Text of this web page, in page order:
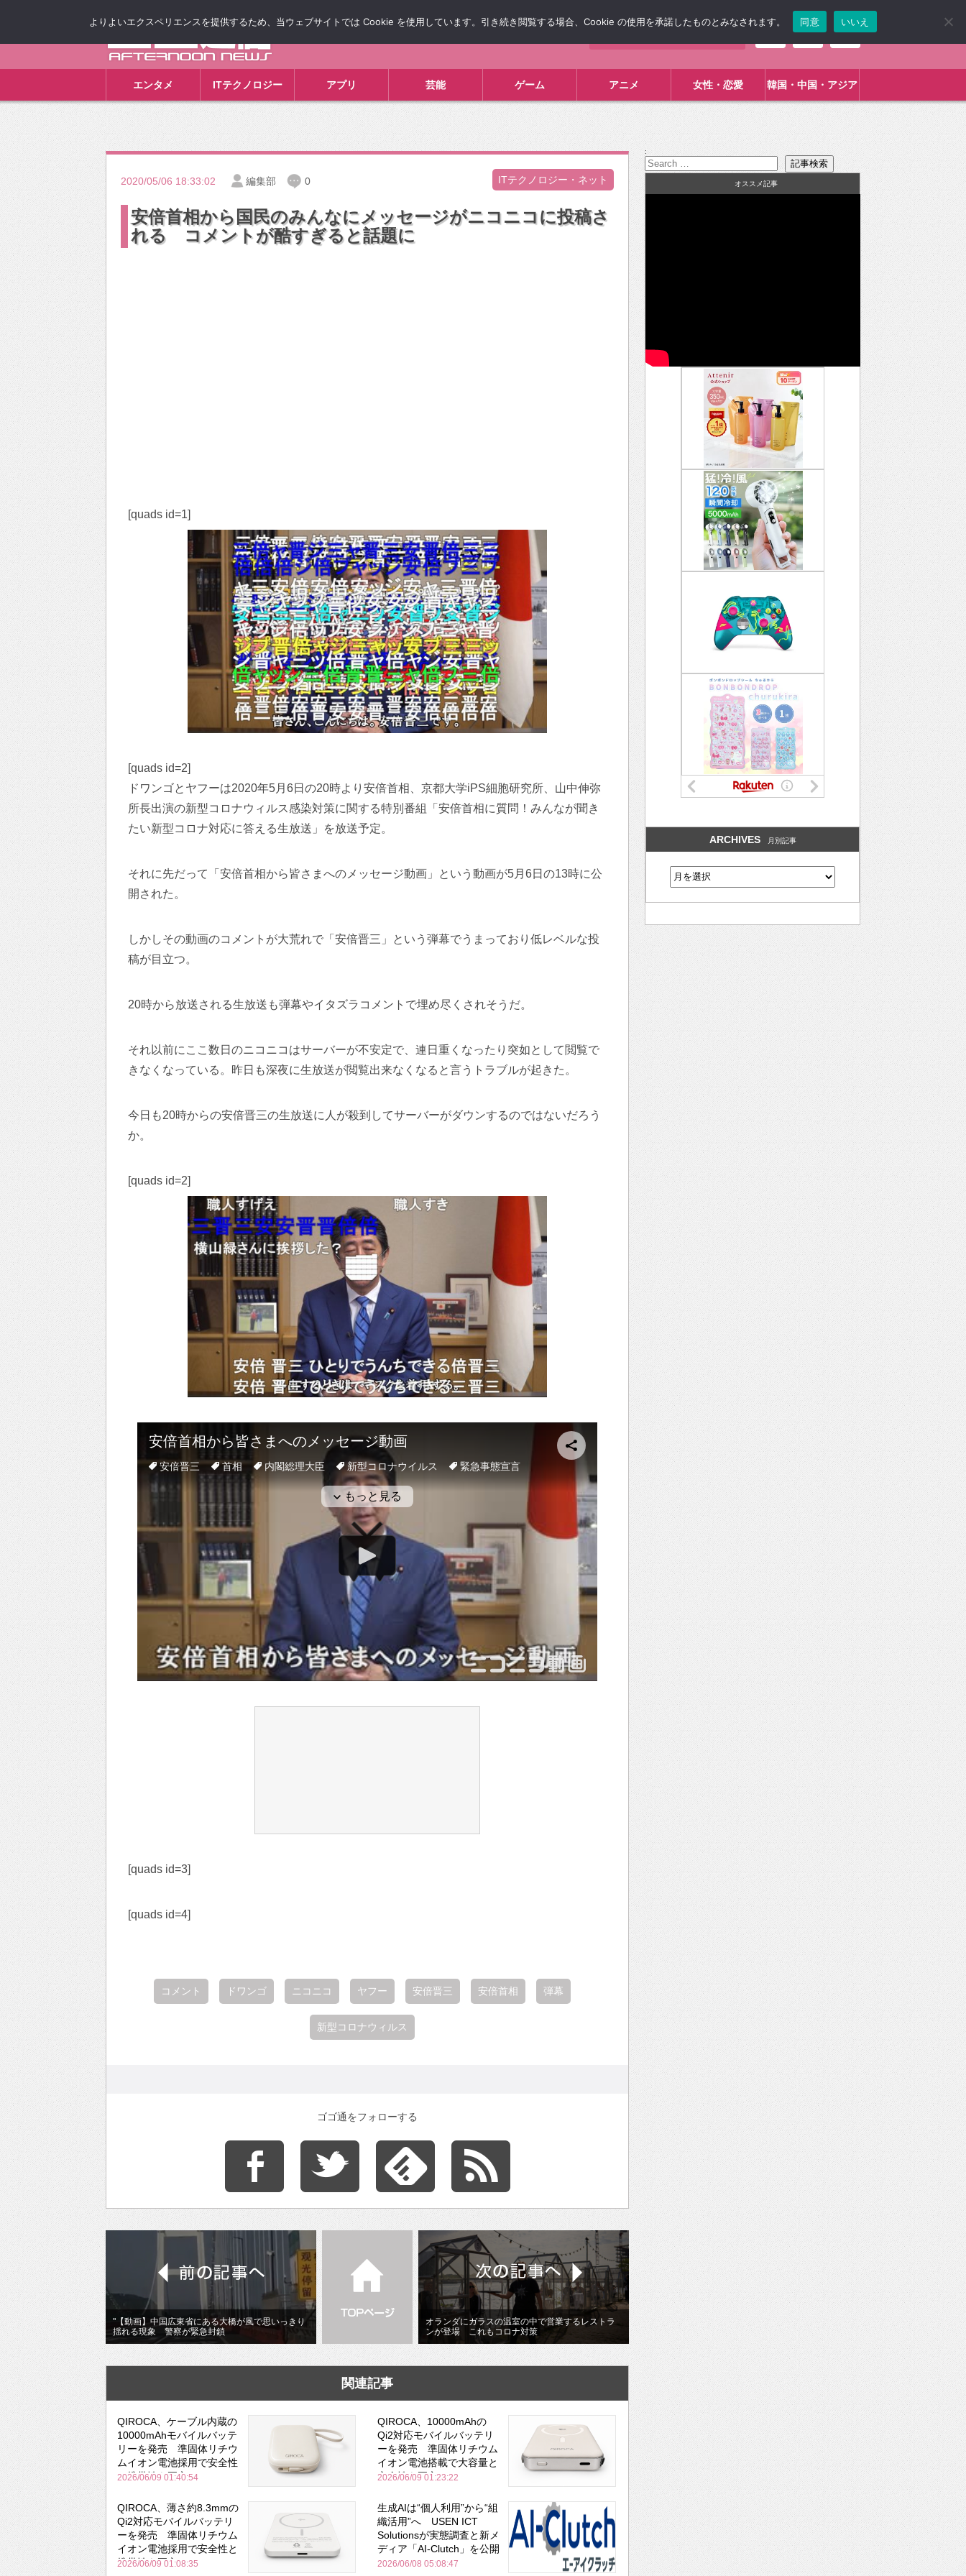
エンタメ ITテクノロジー アプリ 芸能 ゲーム アニメ 女性・恋愛 韓国・中国・アジア
2020/05/06 18:33:02 編集部 0 ITテクノロジー・ネット
安倍首相から国民のみんなにメッセージがニコニコに投稿さ
れる コメントが酷すぎると話題に
[quads id=1]
[quads id=2]
ドワンゴとヤフーは2020年5月6日の20時より安倍首相、京都大学iPS細胞研究所、山中伸弥
所長出演の新型コロナウィルス感染対策に関する特別番組「安倍首相に質問！みんなが聞き
たい新型コロナ対応に答える生放送」を放送予定。
それに先だって「安倍首相から皆さまへのメッセージ動画」という動画が5月6日の13時に公
開された。
しかしその動画のコメントが大荒れで「安倍晋三」という弾幕でうまっており低レベルな投
稿が目立つ。
20時から放送される生放送も弾幕やイタズラコメントで埋め尽くされそうだ。
それ以前にここ数日のニコニコはサーバーが不安定で、連日重くなったり突如として閲覧で
きなくなっている。昨日も深夜に生放送が閲覧出来なくなると言うトラブルが起きた。
今日も20時からの安倍晋三の生放送に人が殺到してサーバーがダウンするのではないだろう
か。
[quads id=2]
[quads id=3]
[quads id=4]
コメント ドワンゴ ニコニコ ヤフー 安倍晋三 安倍首相 弾幕
新型コロナウィルス
ゴゴ通をフォローする
"【動画】中国広東省にある大橋が風で思いっきり
揺れる現象 警察が緊急封鎖
オランダにガラスの温室の中で営業するレストラ
ンが登場 これもコロナ対策
関連記事
QIROCA、ケーブル内蔵の
10000mAhモバイルバッテ
リーを発売 準固体リチウ
ムイオン電池採用で安全性
と携帯性を両立
2026/06/09 01:40:54
QIROCA、10000mAhの
Qi2対応モバイルバッテリ
ーを発売 準固体リチウム
イオン電池搭載で大容量と
安全性を両立
2026/06/09 01:23:22
QIROCA、薄さ約8.3mmの
Qi2対応モバイルバッテリ
ーを発売 準固体リチウム
イオン電池採用で安全性と
携帯性を両立
2026/06/09 01:08:35
生成AIは“個人利用”から“組
織活用”へ USEN ICT
Solutionsが実態調査と新メ
ディア「AI-Clutch」を公開
2026/06/08 05:08:47
:
オススメ記事
ARCHIVES 月別記事
よりよいエクスペリエンスを提供するため、当ウェブサイトでは Cookie を使用しています。引き続き閲覧する場合、Cookie の使用を承諾したものとみなされます。 同意 いいえ